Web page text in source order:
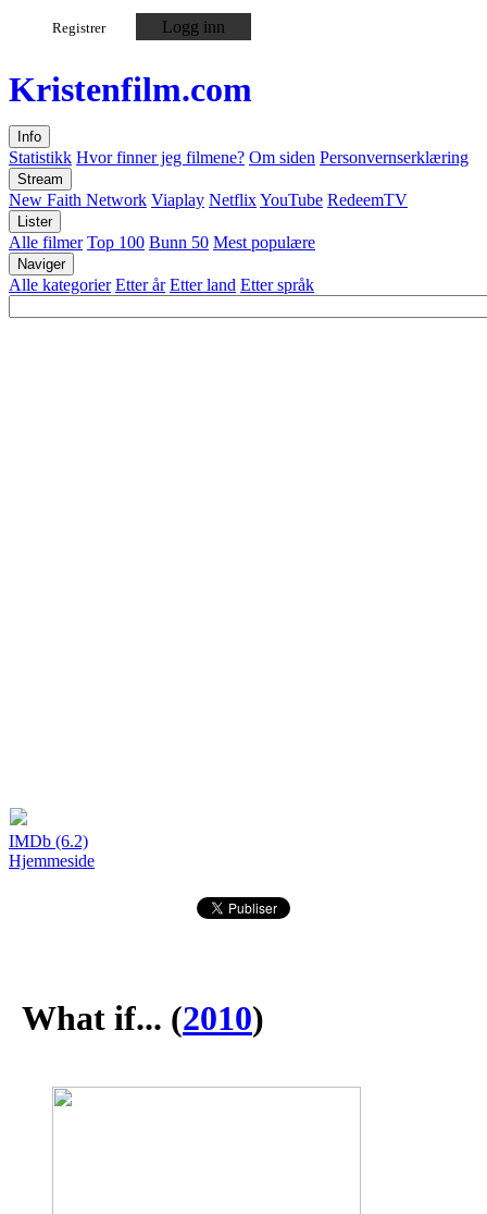
Registrer Logg inn
Kristenfilm.com
Info
Statistikk Hvor finner jeg filmene? Om siden Personvernserklæring
Stream
New Faith Network Viaplay NetflixYouTube RedeemTV
Lister
Alle filmer Top 100 Bunn 50 Mest populære
Naviger
Alle kategorier Etter år Etter land Etter språk
IMDb (6.2)
Hjemmeside
What if... (2010)